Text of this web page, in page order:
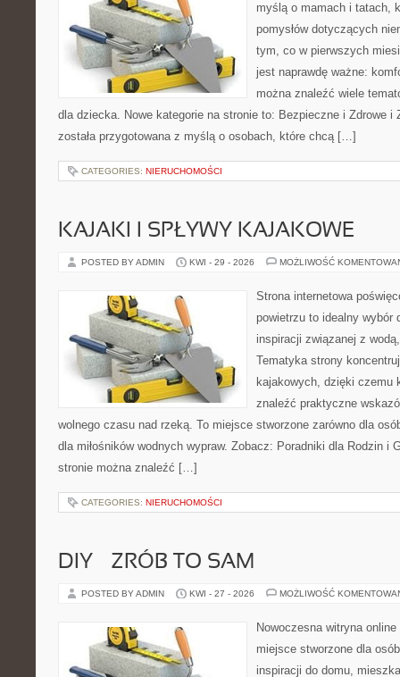
myślą o mamach i tatach,
pomysłów dotyczących
tym, co w pierwszych
jest naprawdę ważne:
można znaleźć wiele
dla dziecka. Nowe kategorie na stronie to: Bezpieczne i Zdrowe i
została przygotowana z myślą o osobach, które chcą […]
CATEGORIES: NIERUCHOMOŚCI
KAJAKI I SPŁYWY KAJAKOWE
POSTED BY ADMIN KWI - 29 - 2026 MOŻLIWOŚĆ
Strona internetowa
powietrzu to idealny wybór
inspiracji związanej z
Tematyka strony
kajakowych, dzięki czemu
znaleźć praktyczne
wolnego czasu nad rzeką. To miejsce stworzone zarówno dla
dla miłośników wodnych wypraw. Zobacz: Poradniki dla Rodzin i
stronie można znaleźć […]
CATEGORIES: NIERUCHOMOŚCI
DIY – ZRÓB TO SAM
POSTED BY ADMIN KWI - 27 - 2026 MOŻLIWOŚĆ
Nowoczesna witryna
miejsce stworzone dla
inspiracji do domu,